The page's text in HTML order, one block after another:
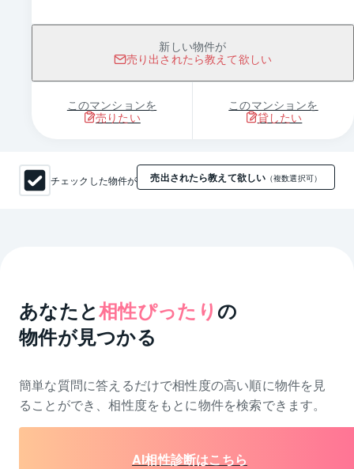
新しい物件が
売り出されたら教えて欲しい
このマンションを
売りたい
このマンションを
貸したい
チェックした物件が 売出されたら教えて欲しい （複数選択可）
あなたと相性ぴったり の
物件が見つかる
簡単な質問に答えるだけで相性度の高い順に物件を 見
ることができ、相性度をもとに物件を検索できます。
AI相性診断はこちら